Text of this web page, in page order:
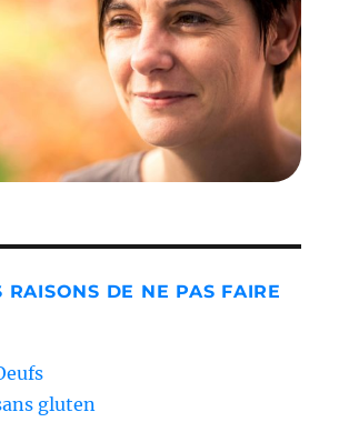
RAISONS DE NE PAS FAIRE
gluten